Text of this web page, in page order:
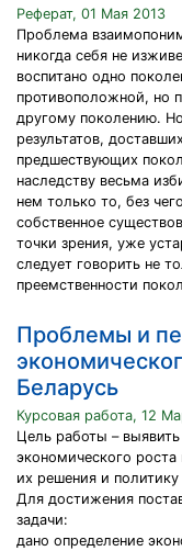
Реферат, 01 Мая 2013
Проблема
никогда себя не
воспитано одно
противоположной, но
другому поколению.
результатов,
предшествующих
наследству весьма
нем только то, без
собственное
точки зрения, уже
следует говорить не
преемственности
Проблемы и
Беларусь
Курсовая работа, 12
Цель работы –
экономического роста
их решения и
Для достижения
задачи:
дано определение